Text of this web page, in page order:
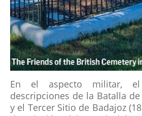
AFILIACION
AMIGOS
LIBROS ESCRITOS POR
En el aspecto militar,
descripciones de la Batalla de
y el Tercer Sitio de Badajoz